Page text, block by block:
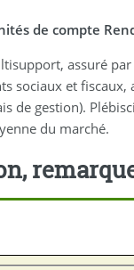
de compte
assuré
sociaux et
de gestion).
du marché.